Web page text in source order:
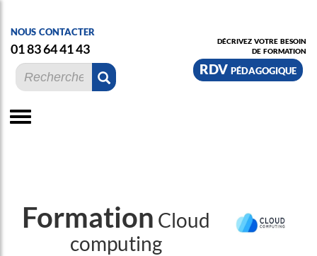
nous contacter
01 83 64 41 43
décrivez votre besoin
de formation
RDV pédagogique
Formation Cloud
computing